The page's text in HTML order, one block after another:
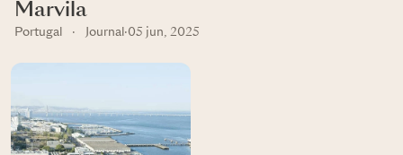
Marvila
Portugal · Journal ·05 jun, 2025